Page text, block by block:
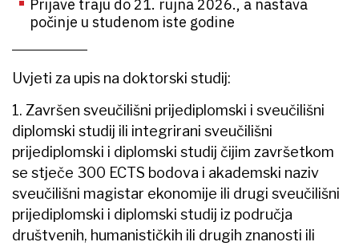
Prijave traju do 21. rujna 2026., a nastava
počinje u studenom iste godine
Uvjeti za upis na doktorski studij:
1. Završen sveučilišni prijediplomski i sveučilišni
diplomski studij ili integrirani sveučilišni
prijediplomski i diplomski studij čijim završetkom
se stječe 300 ECTS bodova i akademski naziv
sveučilišni magistar ekonomije ili drugi sveučilišni
prijediplomski i diplomski studij iz područja
društvenih, humanističkih ili drugih znanosti ili